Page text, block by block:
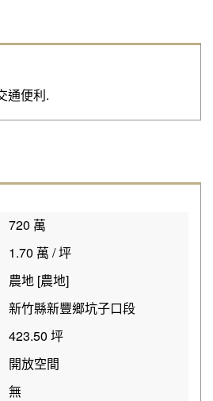
通便利.
720 萬
1.70 萬 / 坪
農地 [農地]
新竹縣新豐鄉坑子口段
423.50 坪
開放空間
無